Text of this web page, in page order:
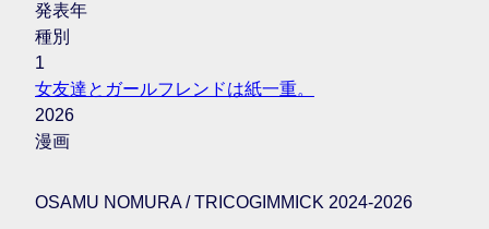
発表年
種別
1
女友達とガールフレンドは紙一重。
2026
漫画
OSAMU NOMURA / TRICOGIMMICK 2024-2026